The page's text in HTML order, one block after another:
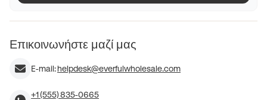
Επικοινωνήστε μαζί μας
E-mail:helpdesk@everfulwholesale.com
+1 (555) 835-0665